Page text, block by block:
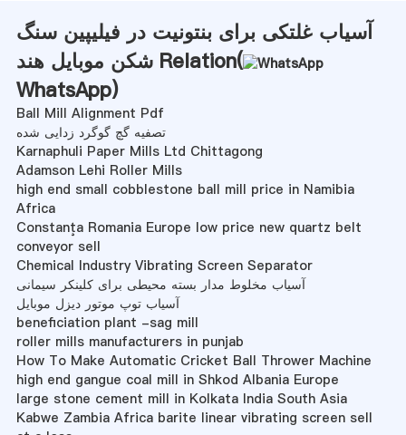
آسیاب غلتکی برای بنتونیت در فیلیپین سنگ
شکن موبایل هند Relation(
WhatsApp)
Ball Mill Alignment Pdf
تصفیه گچ گوگرد زدایی شده
Karnaphuli Paper Mills Ltd Chittagong
Adamson Lehi Roller Mills
high end small cobblestone ball mill price in Namibia
Africa
Constanţa Romania Europe low price new quartz belt
conveyor sell
Chemical Industry Vibrating Screen Separator
آسیاب مخلوط مدار بسته محیطی برای کلینکر سیمانی
آسیاب توپ موتور دیزل موبایل
beneficiation plant -sag mill
roller mills manufacturers in punjab
How To Make Automatic Cricket Ball Thrower Machine
high end gangue coal mill in Shkod Albania Europe
large stone cement mill in Kolkata India South Asia
Kabwe Zambia Africa barite linear vibrating screen sell